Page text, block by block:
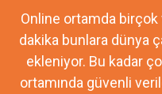
Online ortamda
dakika bunlara dünya
ekleniyor. Bu kadar
ortamında güvenli